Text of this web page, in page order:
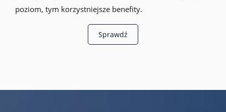
poziom, tym korzystniejsze benefity.
Sprawdź